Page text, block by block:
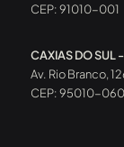
CEP: 91010-001
CAXIAS DO SUL
Av. Rio Branco,
CEP: 95010-060